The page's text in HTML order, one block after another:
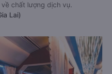
chất lượng dịch vụ.
Lai)